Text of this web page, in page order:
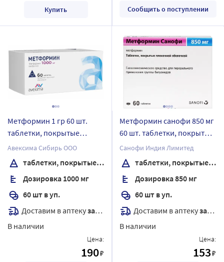
Купить Сообщить о поступлении
Метформин 1 гр 60 шт.
таблетки, покрытые
пленочной оболочкой
Авексима Сибирь ООО
таблетки, покрытые пленочной оболочкой
Дозировка 1000 мг
60 шт в уп.
Доставим в аптекузавтра
В наличии
Цена:
190₽
Метформин санофи 850 мг
60 шт. таблетки, покрытые
пленочной оболочкой
Санофи Индия Лимитед
таблетки, покрытые пленочной оболочкой
Дозировка 850 мг
60 шт в уп.
Доставим в аптекузавтра
В наличии
Цена:
153₽